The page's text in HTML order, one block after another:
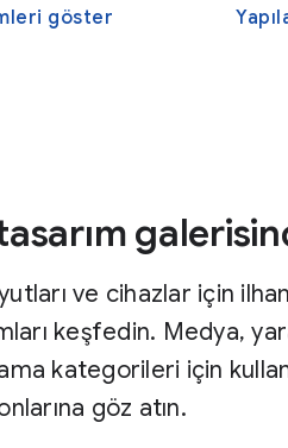
göster
ve cihazlar için
keşfedin. Medya,
kategorileri için
göz atın.